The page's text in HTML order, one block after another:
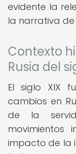
evidente la
la narrativa de
Contexto
Rusia del
El siglo XIX
cambios en
de la
movimientos
impacto de la